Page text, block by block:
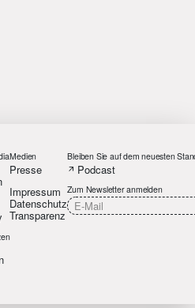
Medien
Presse
Impressum
Datenschutz
Transparenz
Bleiben Sie auf dem neuesten
Podcast
Zum Newsletter anmelden